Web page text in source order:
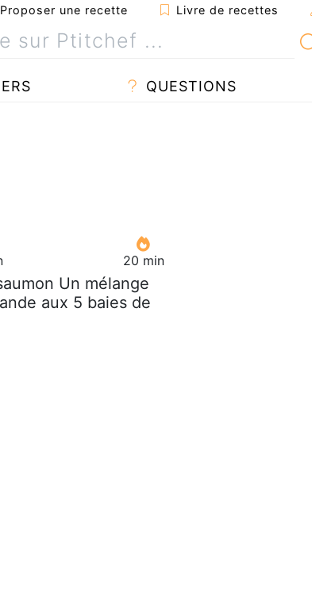
Proposer une recette Livre de recettes
QUESTIONS
20 min
Un mélange
aux 5 baies de